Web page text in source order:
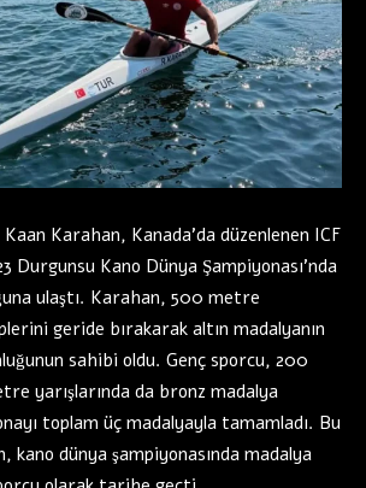
Karahan, Kanada’da düzenlenen ICF
Durgunsu Kano Dünya Şampiyonası’nda
ulaştı. Karahan, 500 metre
geride bırakarak altın madalyanın
sahibi oldu. Genç sporcu, 200
yarışlarında da bronz madalya
toplam üç madalyayla tamamladı. Bu
kano dünya şampiyonasında madalya